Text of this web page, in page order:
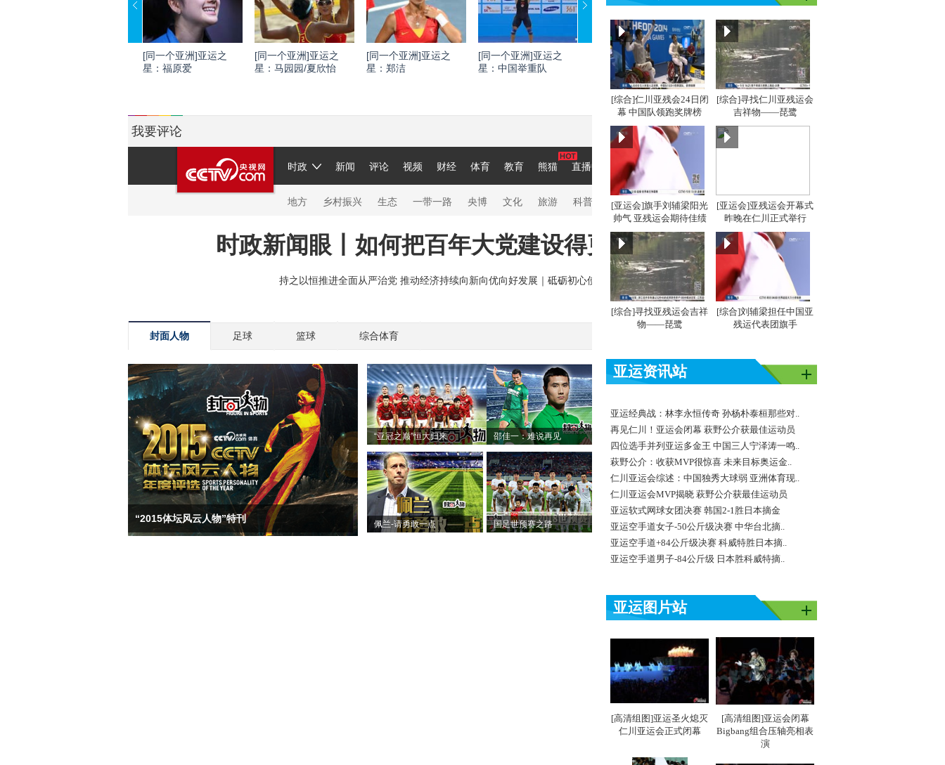
[同一个亚洲]亚运之
星：福原爱
[同一个亚洲]亚运之
星：马园园/夏欣怡
[同一个亚洲]亚运之
星：郑洁
[同一个亚洲]亚运之
星：中国举重队
[同一个亚洲]亚运之
星：刘灏
[同一个亚洲]亚运之
星：吴敏霞
我要评论
封面人物 足球 篮球 综合体育
“2015体坛风云人物”特刊
“亚冠之巅”恒大归来 邵佳一：难说再见
佩兰-请勇敢一点 国足世预赛之路
[综合]仁川亚残会24日闭
幕 中国队领跑奖牌榜
[综合]寻找仁川亚残运会
吉祥物——琵鹭
[亚运会]旗手刘辅梁阳光
帅气 亚残运会期待佳绩
[亚运会]亚残运会开幕式
昨晚在仁川正式举行
[综合]寻找亚残运会吉祥
物——琵鹭
[综合]刘辅梁担任中国亚
残运代表团旗手
亚运资讯站
亚运经典战：林李永恒传奇 孙杨朴泰桓那些对..
再见仁川！亚运会闭幕 萩野公介获最佳运动员
四位选手并列亚运多金王 中国三人宁泽涛一鸣..
萩野公介：收获MVP很惊喜 未来目标奥运金..
仁川亚运会综述：中国独秀大球弱 亚洲体育现..
仁川亚运会MVP揭晓 萩野公介获最佳运动员
亚运软式网球女团决赛 韩国2-1胜日本摘金
亚运空手道女子-50公斤级决赛 中华台北摘..
亚运空手道+84公斤级决赛 科威特胜日本摘..
亚运空手道男子-84公斤级 日本胜科威特摘..
亚运图片站
[高清组图]亚运圣火熄灭
仁川亚运会正式闭幕
[高清组图]亚运会闭幕
Bigbang组合压轴亮相表
演